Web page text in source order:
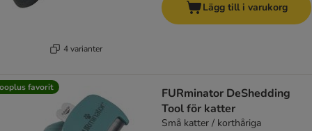
4 varianter
Lägg till i varukorg
favorit
FURminator DeShedding
Tool för katter
Små katter / korthåriga